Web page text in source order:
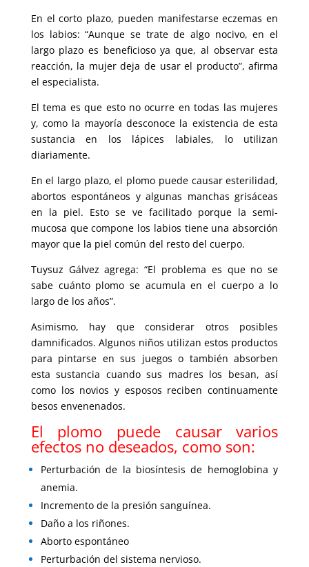
En el corto plazo, pueden manifestarse eczemas en
los labios: “Aunque se trate de algo nocivo, en el
largo plazo es beneficioso ya que, al observar esta
reacción, la mujer deja de usar el producto”, afirma
el especialista.
El tema es que esto no ocurre en todas las mujeres
y, como la mayoría desconoce la existencia de esta
sustancia en los lápices labiales, lo utilizan
diariamente.
En el largo plazo, el plomo puede causar esterilidad,
abortos espontáneos y algunas manchas grisáceas
en la piel. Esto se ve facilitado porque la semi-
mucosa que compone los labios tiene una absorción
mayor que la piel común del resto del cuerpo.
Tuysuz Gálvez agrega: “El problema es que no se
sabe cuánto plomo se acumula en el cuerpo a lo
largo de los años”.
Asimismo, hay que considerar otros posibles
damnificados. Algunos niños utilizan estos productos
para pintarse en sus juegos o también absorben
esta sustancia cuando sus madres los besan, así
como los novios y esposos reciben continuamente
besos envenenados.
El plomo puede causar varios
efectos no deseados, como son:
Perturbación de la biosíntesis de hemoglobina y
anemia.
Incremento de la presión sanguínea.
Daño a los riñones.
Aborto espontáneo
Perturbación del sistema nervioso.